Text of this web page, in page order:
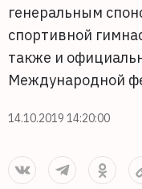
генеральным
спортивной
также и
Международной
14.10.2019 14:20:00